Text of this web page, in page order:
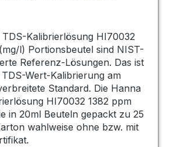
TDS-Kalibrierlösung HI70032
l) Portionsbeutel sind NIST-
Referenz-Lösungen. Das ist
Wert-Kalibrierung am
Standard. Die Hanna
HI70032 1382 ppm
in 20ml Beuteln gepackt zu 25
wahlweise ohne bzw. mit